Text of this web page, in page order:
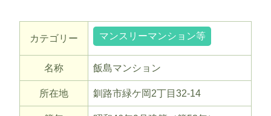
カテゴリー マンスリーマンション等
名称 飯島マンション
所在地 釧路市緑ケ岡2丁目32-14